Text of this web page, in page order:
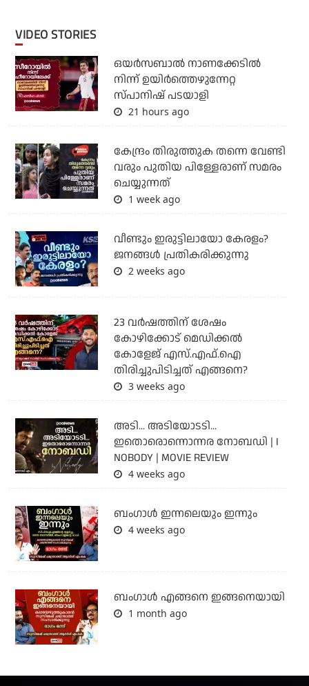
VIDEO STORIES
ഒയര്‍സബാൽ നാണക്കേടിൽ
നിന്ന് ഉയിർത്തെഴുന്നേറ്റ
സ്പാനിഷ് പടയാളി
21 hours ago
കേന്ദ്രം തിരുത്തുക തന്നെ വേണ്ടി
വരും പുതിയ പിള്ളേരാണ് സമരം
ചെയ്യുന്നത്
1 week ago
വീണ്ടും ഇരുട്ടിലായോ കേരളം?
ജനങ്ങൾ പ്രതികരിക്കുന്നു
2 weeks ago
23 വർഷത്തിന് ശേഷം
കോഴിക്കോട് മെഡിക്കൽ
കോളേജ് എസ്.എഫ്.ഐ
തിരിച്ചുപിടിച്ചത് എങ്ങനെ?
3 weeks ago
അടി... അടിയോടടി...
ഇതൊരൊന്നൊന്നര നോബഡി | I
NOBODY | MOVIE REVIEW
4 weeks ago
ബംഗാള്‍ ഇന്നലെയും ഇന്നും
4 weeks ago
ബം​ഗാൾ എങ്ങനെ ഇങ്ങനെയായി
1 month ago